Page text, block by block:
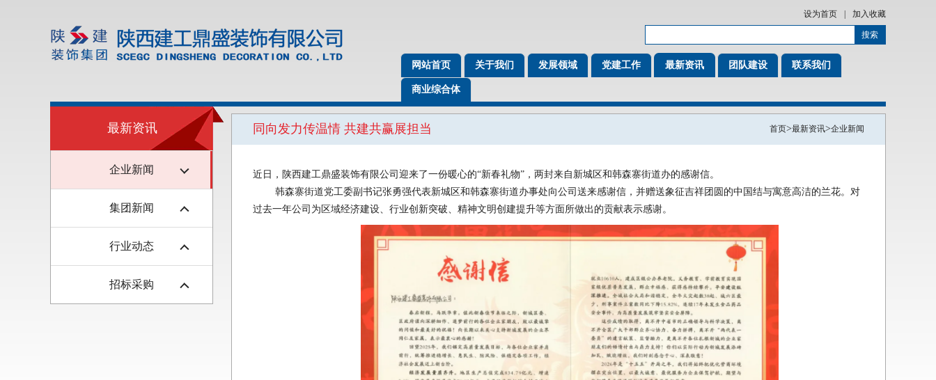
设为首页 加入收藏
网站首页 关于我们 发展领域 党建工作 最新资讯 团队建设 联系我们
商业综合体
最新资讯
企业新闻
集团新闻
行业动态
招标采购
同向发力传温情 共建共赢展担当 首页>最新资讯>企业新闻
近日，陕西建工鼎盛装饰有限公司迎来了一份暖心的“新春礼物”，两封来自新城区和韩森寨街道办的感谢信。
韩森寨街道党工委副书记张勇强代表新城区和韩森寨街道办事处向公司送来感谢信，并赠送象征吉祥团圆的中国结与寓意高洁的兰花。对
过去一年公司为区域经济建设、行业创新突破、精神文明创建提升等方面所做出的贡献表示感谢。